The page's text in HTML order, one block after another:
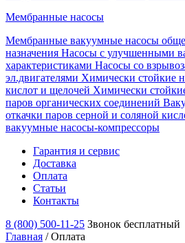
Мембранные насосы
Мембранные вакуумные насосы
назначения Насосы с улучшенными
характеристиками Насосы со
эл.двигателями Химически стойкие
кислот и щелочей Химически
паров органических соединений
откачки паров серной и соляной
вакуумные насосы-компрессоры
Гарантия и сервис
Доставка
Оплата
Статьи
Контакты
8 (800) 500-11-25 Звонок бесплатный
Главная / Оплата